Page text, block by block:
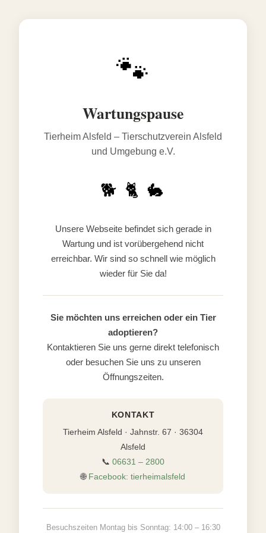
🐾
Wartungspause
Tierheim Alsfeld – Tierschutzverein Alsfeld
und Umgebung e.V.
🐕 🐈 🐇
Unsere Webseite befindet sich gerade in
Wartung und ist vorübergehend nicht
erreichbar. Wir sind so schnell wie möglich
wieder für Sie da!
Sie möchten uns erreichen oder ein Tier
adoptieren?
Kontaktieren Sie uns gerne direkt telefonisch
oder besuchen Sie uns zu unseren
Öffnungszeiten.
KONTAKT
Tierheim Alsfeld · Jahnstr. 67 · 36304
Alsfeld
📞 06631 – 2800
🌐 Facebook: tierheimalsfeld
Besuchszeiten Montag bis Sonntag: 14:00 – 16:30